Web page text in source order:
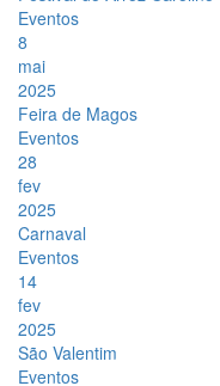
Eventos
8
mai
2025
Feira de Magos
Eventos
28
fev
2025
Carnaval
Eventos
14
fev
2025
São Valentim
Eventos